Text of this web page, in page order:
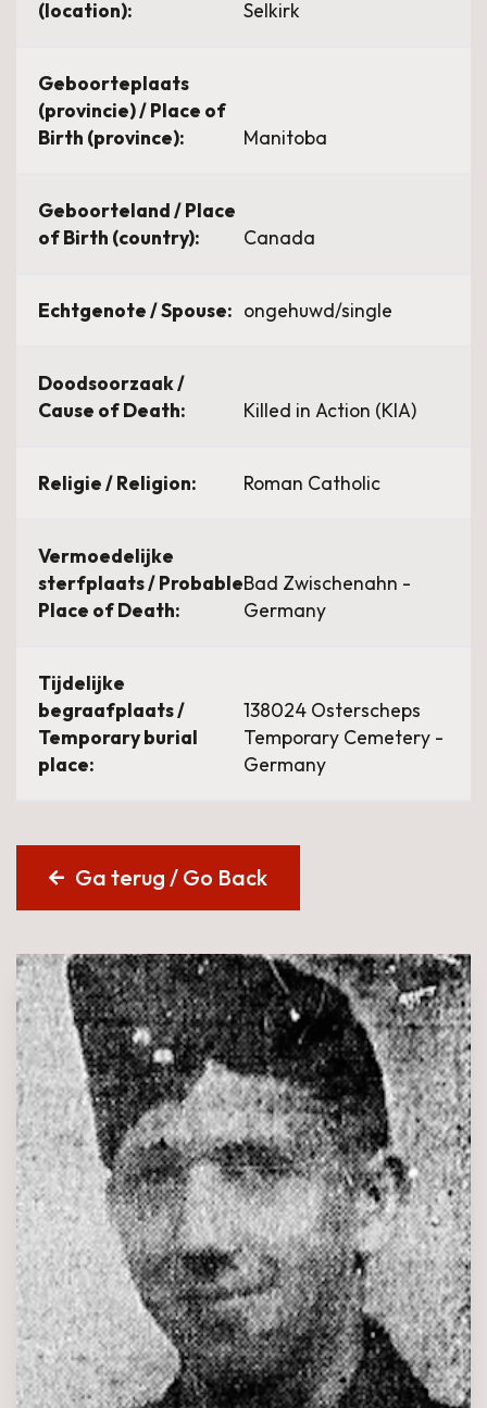
(location): Selkirk
Geboorteplaats
(provincie) / Place of
Birth (province):
Manitoba
Geboorteland / Place
of Birth (country):
Canada
Echtgenote / Spouse: ongehuwd/single
Doodsoorzaak /
Cause of Death:
Killed in Action (KIA)
Religie / Religion: Roman Catholic
Vermoedelijke
sterfplaats / Probable
Place of Death:
Bad Zwischenahn -
Germany
Tijdelijke
begraafplaats /
Temporary burial
place:
138024 Osterscheps
Temporary Cemetery -
Germany
Ga terug / Go Back